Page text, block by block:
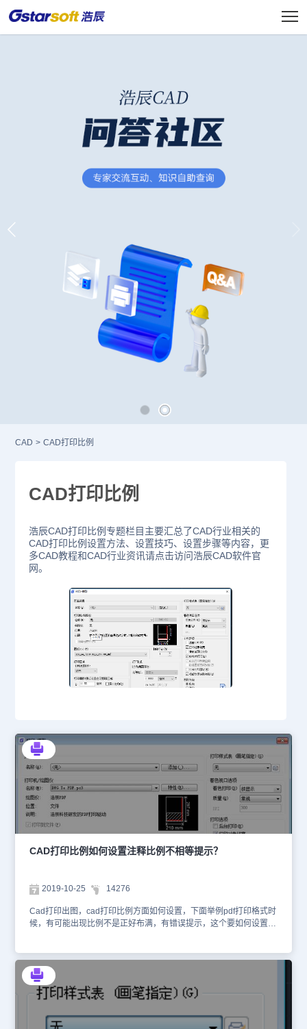
CAD > CAD打印比例
CAD打印比例
浩辰CAD打印比例专题栏目主要汇总了CAD行业相关的
CAD打印比例设置方法、设置技巧、设置步骤等内容，更
多CAD教程和CAD行业资讯请点击访问浩辰CAD软件官
网。
CAD打印比例如何设置注释比例不相等提示？
2019-10-25 14276
Cad打印出图，cad打印比例方面如何设置，下面举例pdf打印格式时
候，有可能出现比例不是正好布满，有错误提示，这个要如何设置？
一致，应该怎么解决？ 其实发生这种情况的原因很简单，因为图纸
在打印出来的时候是需要显示图框的，所以在打印的时候，会预留
10mm不等的边，因此打印出来的实际比例会有小小的偏差，这种情
况很多时候可以直接忽略掉，出现这个提示，我们只需要点击在这种
以通过将打印比例设置为布满图纸，这样打印的时候就不会出现注释